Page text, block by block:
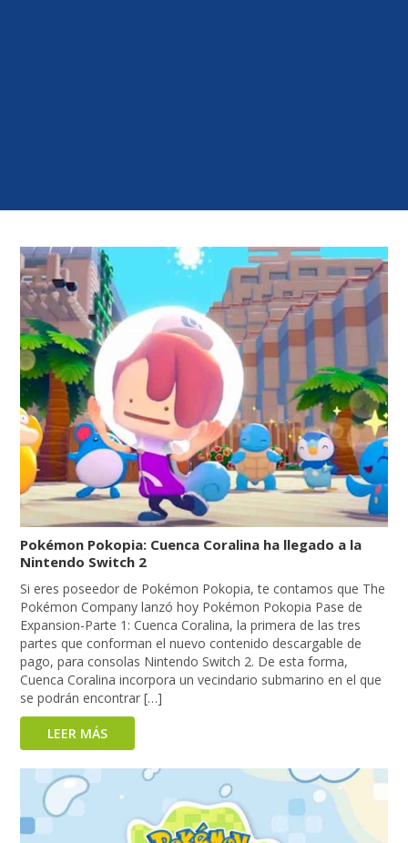
Pokémon Pokopia: Cuenca Coralina ha llegado a la
Nintendo Switch 2
Si eres poseedor de Pokémon Pokopia, te contamos que The
Pokémon Company lanzó hoy Pokémon Pokopia Pase de
Expansion-Parte 1: Cuenca Coralina, la primera de las tres
partes que conforman el nuevo contenido descargable de
pago, para consolas Nintendo Switch 2. De esta forma,
Cuenca Coralina incorpora un vecindario submarino en el que
se podrán encontrar […]
LEER MÁS